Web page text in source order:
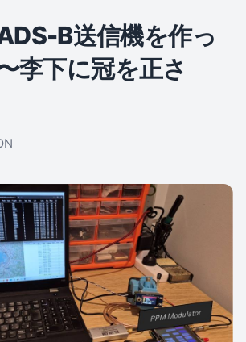
B送信機を作っ
下に冠を正さ